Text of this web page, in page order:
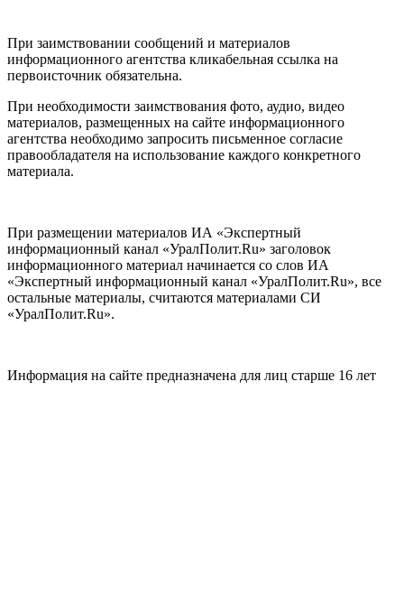
При заимствовании сообщений и материалов
информационного агентства кликабельная ссылка на
первоисточник обязательна.
При необходимости заимствования фото, аудио, видео
материалов, размещенных на сайте информационного
агентства необходимо запросить письменное согласие
правообладателя на использование каждого конкретного
материала.
При размещении материалов ИА «Экспертный
информационный канал «УралПолит.Ru» заголовок
информационного материал начинается со слов ИА
«Экспертный информационный канал «УралПолит.Ru», все
остальные материалы, считаются материалами СИ
«УралПолит.Ru».
Информация на сайте предназначена для лиц старше 16 лет